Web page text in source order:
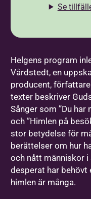
Se
Helgens program
Vårdstedt, en
producent,
texter beskriver
Sånger som ”Du har
och ”Himlen på
stor betydelse för
berättelser om hur
och nått människor
desperat har behövt
himlen är många.